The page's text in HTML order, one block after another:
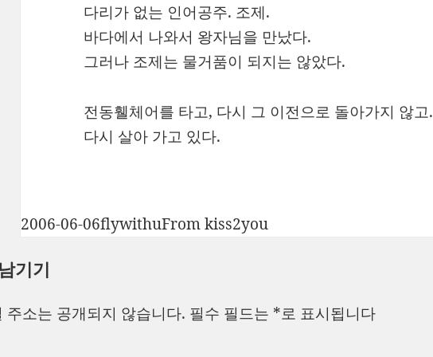
다리가 없는 인어공주. 조제.
바다에서 나와서 왕자님을 만났다.
그러나 조제는 물거품이 되지는 않았다.
전동휄체어를 타고, 다시 그 이전으로 돌아가지 않고.
다시 살아 가고 있다.
작
일
2006-06-06글
flywithu카
From kiss2you
기기
주소는 공개되지 않습니다. 필수 필드는 *로 표시됩니다